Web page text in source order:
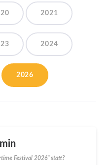
2021
2024
2026
Festival 2026" statt?